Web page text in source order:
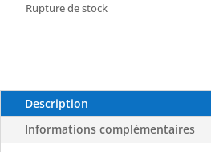
Reel seat : Fuji
Rupture de stock
Description
Informations complémentaires